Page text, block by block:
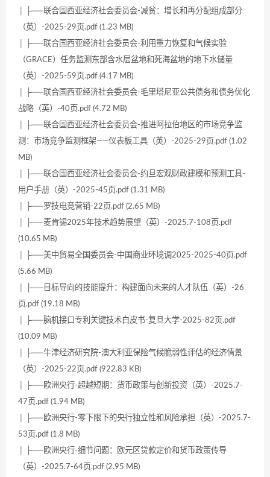
│ ├──联合国西亚经济社会委员会-减贫：增长和再分配组成部分
（英）-2025-29页.pdf (1.23 MB)
│ ├──联合国西亚经济社会委员会-利用重力恢复和气候实验
（GRACE）任务监测东部含水层盆地和死海盆地的地下水储量
（英）-2025-59页.pdf (4.17 MB)
│ ├──联合国西亚经济社会委员会-毛里塔尼亚公共债务和债务优化
战略（英）-40页.pdf (4.72 MB)
│ ├──联合国西亚经济社会委员会-推进阿拉伯地区的市场竞争监
测：市场竞争监测框架——仪表板工具（英）-2025-29页.pdf (1.02
MB)
│ ├──联合国西亚经济社会委员会-约旦宏观财政建模和预测工具-
用户手册（英）-2025-45页.pdf (1.31 MB)
│ ├──罗技电竞营销-22页.pdf (2.65 MB)
│ ├──麦肯锡2025年技术趋势展望（英）-2025.7-108页.pdf
(10.65 MB)
│ ├──美中贸易全国委员会-中国商业环境调2025-2025-40页.pdf
(5.66 MB)
│ ├──目标导向的技能提升：构建面向未来的人才队伍（英）-26
页.pdf (19.18 MB)
│ ├──脑机接口专利关键技术白皮书-复旦大学-2025-82页.pdf
(10.09 MB)
│ ├──牛津经济研究院-澳大利亚保险气候脆弱性评估的经济情景
（英）-2025-22页.pdf (922.83 KB)
│ ├──欧洲央行-超越短期：货币政策与创新投资（英）-2025.7-
47页.pdf (1.94 MB)
│ ├──欧洲央行-零下限下的央行独立性和风险承担（英）-2025.7-
53页.pdf (1.8 MB)
│ ├──欧洲央行-细节问题：欧元区贷款定价和货币政策传导
（英）-2025.7-64页.pdf (2.95 MB)